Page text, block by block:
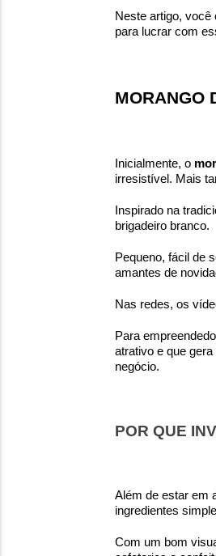
Neste artigo, você
para lucrar com
MORANGO
Inicialmente, o
irresistível. Mais
Inspirado na
brigadeiro branco.
Pequeno, fácil de
amantes de
Nas redes, os
Para
atrativo e que
negócio.
POR QUE
Além de estar em
ingredientes
Com um bom